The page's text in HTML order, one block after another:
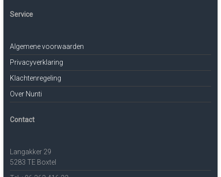
Service
Algemene voorwaarden
Privacyverklaring
Klachtenregeling
Over Nunti
Contact
Langakker 29
5283 TE Boxtel